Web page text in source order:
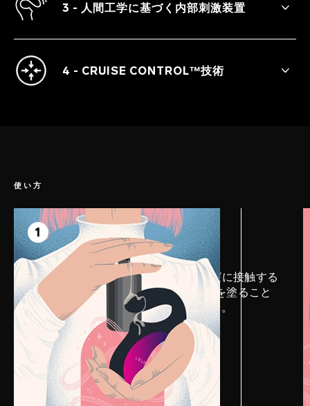
3 - 人間工学に基づく内部刺激装置
超強力な振動でGスポットを刺激する、完全
4 - CRUISE CONTROL™技術
使い方
1
ステップ 1
準備
ENIGMA™ Cruiseのクリトリスや膣に接触する
部分にLELOパーソナルローションを塗ること
で、より大きな快感を引き出せます。